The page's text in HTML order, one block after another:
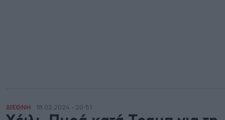
ΔΙΕΘΝΗ 18.02.2024 - 20:51